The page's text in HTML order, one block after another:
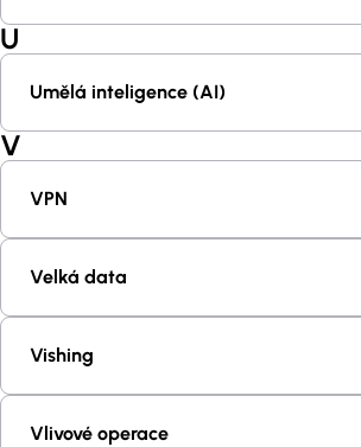
U
Umělá inteligence (AI)
V
VPN
Velká data
Vishing
Vlivové operace